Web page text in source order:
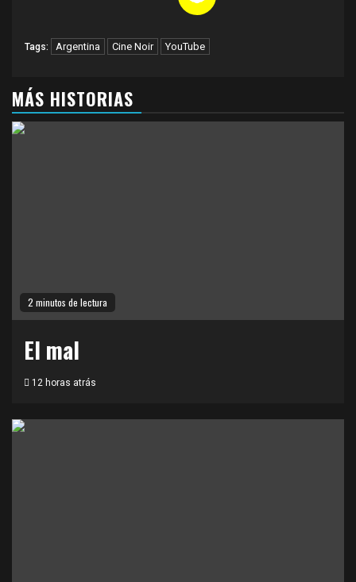
Tags: Argentina Cine Noir YouTube
MÁS HISTORIAS
2 minutos de lectura
El mal
12 horas atrás